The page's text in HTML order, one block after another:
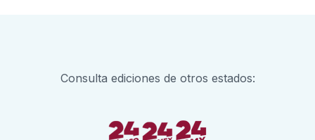
Consulta ediciones de otros estados: